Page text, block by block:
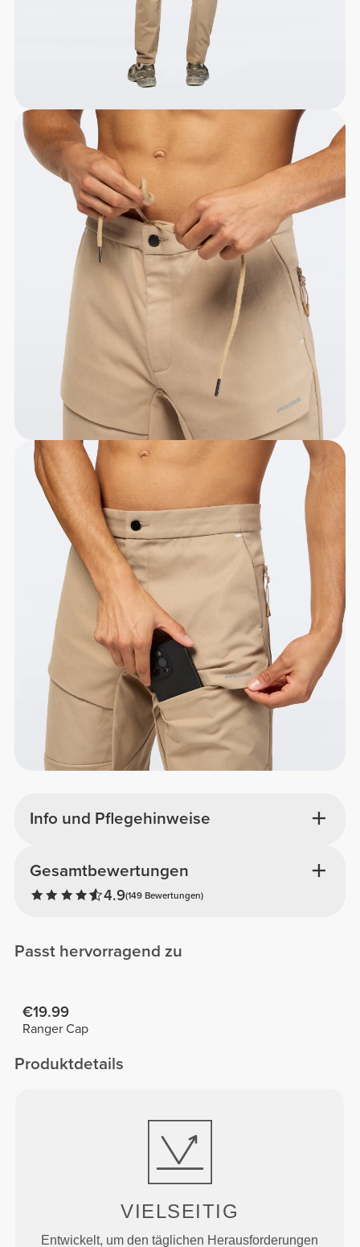
Info und Pflegehinweise
Gesamtbewertungen
4.9(149 Bewertungen)
Passt hervorragend zu
€19.99
Ranger Cap
Produktdetails
VIELSEITIG
Entwickelt, um den täglichen Herausforderungen